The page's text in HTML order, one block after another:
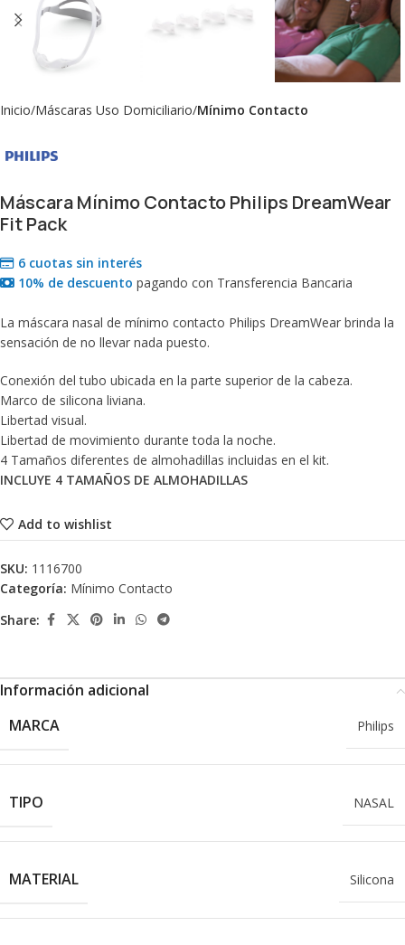
Inicio Máscaras Uso Domiciliario Mínimo Contacto
Máscara Mínimo Contacto Philips DreamWear
Fit Pack
6 cuotas sin interés
10% de descuento pagando con Transferencia Bancaria
La máscara nasal de mínimo contacto Philips DreamWear brinda la
sensación de no llevar nada puesto.
Conexión del tubo ubicada en la parte superior de la cabeza.
Marco de silicona liviana.
Libertad visual.
Libertad de movimiento durante toda la noche.
4 Tamaños diferentes de almohadillas incluidas en el kit.
INCLUYE 4 TAMAÑOS DE ALMOHADILLAS
Add to wishlist
SKU: 1116700
Categoría: Mínimo Contacto
Share:
Información adicional
MARCA
Philips
TIPO NASAL
MATERIAL Silicona